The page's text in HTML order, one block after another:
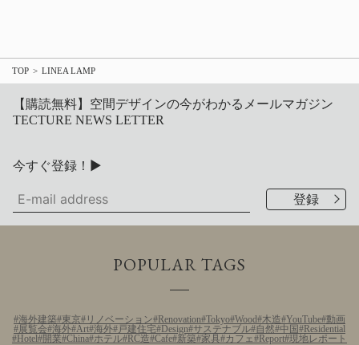
TOP LINEA LAMP
【購読無料】空間デザインの今がわかるメールマガジン
TECTURE NEWS LETTER
今すぐ登録！▶
POPULAR TAGS
海外建築 東京 リノベーション Renovation Tokyo Wood 木造 YouTube 動画
展覧会 海外 Art 海外 戸建住宅 Design サステナブル 自然 中国
Residential
Hotel 開業 China ホテル RC造 Cafe 新築 家具 カフェ Report 現地レポート